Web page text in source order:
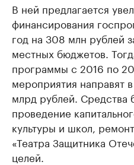
В ней предлагается
финансирования
год на 308 млн рублей
местных бюджетов.
программы с 2016 по
мероприятия направят
млрд рублей. Средства
проведение
культуры и школ,
«Театра Защитника
целей.